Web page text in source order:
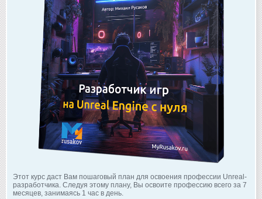
Этот курс даст Вам пошаговый план для освоения профессии Unreal-
разработчика. Следуя этому плану, Вы освоите профессию всего за 7
месяцев, занимаясь 1 час в день.